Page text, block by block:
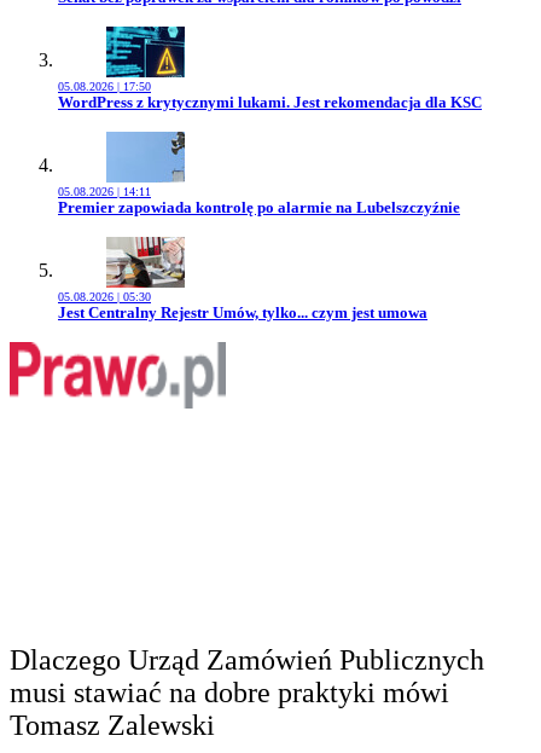
05.08.2026 | 17:50
Przejdź do artykułu:
WordPress z krytycznymi lukami. Jest rekomendacja dla KSC
05.08.2026 | 14:11
Przejdź do artykułu:
Premier zapowiada kontrolę po alarmie na Lubelszczyźnie
05.08.2026 | 05:30
Przejdź do artykułu:
Jest Centralny Rejestr Umów, tylko... czym jest umowa
Dlaczego Urząd Zamówień Publicznych
musi stawiać na dobre praktyki mówi
Tomasz Zalewski